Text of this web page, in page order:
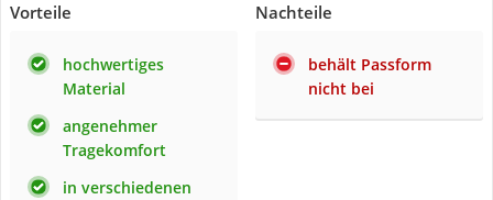
Vorteile
hochwertiges
Material
angenehmer
Tragekomfort
in verschiedenen
Nachteile
behält Passform
nicht bei